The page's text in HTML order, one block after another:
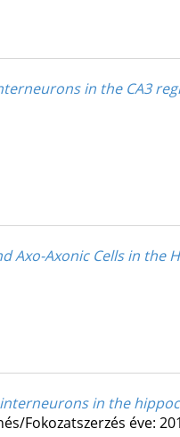
in the CA3
Axonic Cells in the
in the
Fokozatszerzés éve: